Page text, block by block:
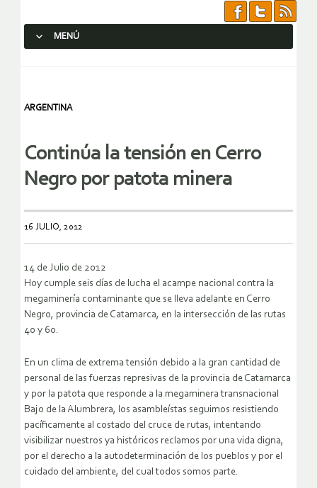
MENÚ
ARGENTINA
Continúa la tensión en Cerro
Negro por patota minera
16 JULIO, 2012
14 de Julio de 2012
Hoy cumple seis días de lucha el acampe nacional contra la
megaminería contaminante que se lleva adelante en Cerro
Negro, provincia de Catamarca, en la intersección de las rutas
40 y 60.
En un clima de extrema tensión debido a la gran cantidad de
personal de las fuerzas represivas de la provincia de Catamarca
y por la patota que responde a la megaminera transnacional
Bajo de la Alumbrera, los asambleístas seguimos resistiendo
pacíficamente al costado del cruce de rutas, intentando
visibilizar nuestros ya históricos reclamos por una vida digna,
por el derecho a la autodeterminación de los pueblos y por el
cuidado del ambiente, del cual todos somos parte.